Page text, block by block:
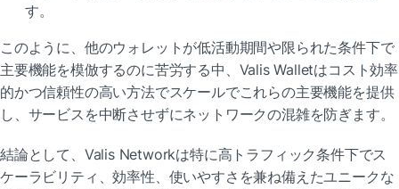
す。
このように、他のウォレットが低活動期間や限られた条件下で
主要機能を模倣するのに苦労する中、Valis Walletはコスト効率
的かつ信頼性の高い方法でスケールでこれらの主要機能を提供
し、サービスを中断させずにネットワークの混雑を防ぎます。
結論として、Valis Networkは特に高トラフィック条件下でス
ケーラビリティ、効率性、使いやすさを兼ね備えたユニークな